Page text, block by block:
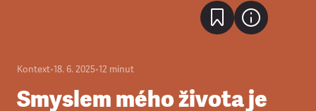
Kontext•18. 6. 2025•12 minut
Smyslem mého života je